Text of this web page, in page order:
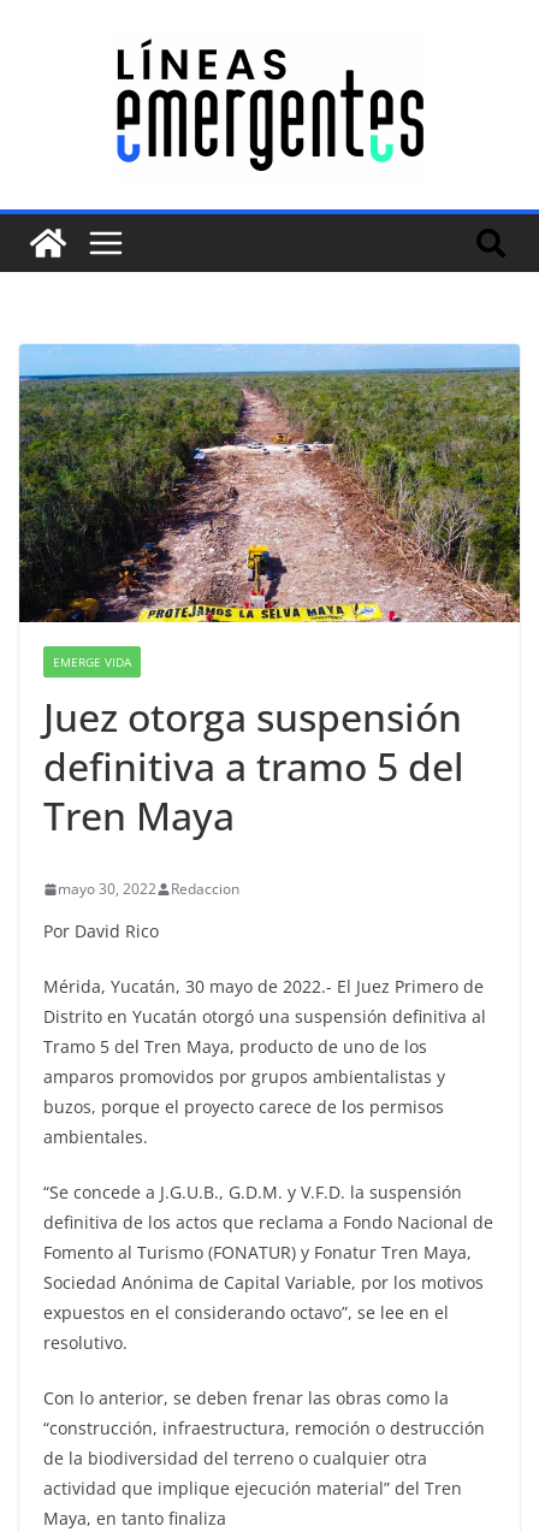
EMERGE VIDA
Juez otorga suspensión
definitiva a tramo 5 del
Tren Maya
mayo 30, 2022 Redaccion
Por David Rico
Mérida, Yucatán, 30 mayo de 2022.- El Juez Primero de
Distrito en Yucatán otorgó una suspensión definitiva al
Tramo 5 del Tren Maya, producto de uno de los
amparos promovidos por grupos ambientalistas y
buzos, porque el proyecto carece de los permisos
ambientales.
“Se concede a J.G.U.B., G.D.M. y V.F.D. la suspensión
definitiva de los actos que reclama a Fondo Nacional de
Fomento al Turismo (FONATUR) y Fonatur Tren Maya,
Sociedad Anónima de Capital Variable, por los motivos
expuestos en el considerando octavo”, se lee en el
resolutivo.
Con lo anterior, se deben frenar las obras como la
“construcción, infraestructura, remoción o destrucción
de la biodiversidad del terreno o cualquier otra
actividad que implique ejecución material” del Tren
Maya, en tanto finaliza